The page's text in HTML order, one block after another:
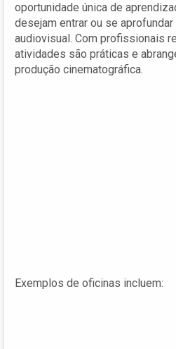
oportunidade única de
desejam entrar ou se
audiovisual. Com profissionais
atividades são práticas e
produção cinematográfica.
Exemplos de oficinas incluem: